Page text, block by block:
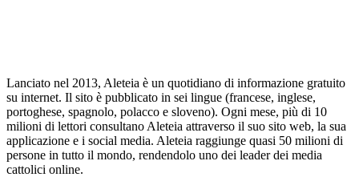
Lanciato nel 2013, Aleteia è un quotidiano di informazione gratuito
su internet. Il sito è pubblicato in sei lingue (francese, inglese,
portoghese, spagnolo, polacco e sloveno). Ogni mese, più di 10
milioni di lettori consultano Aleteia attraverso il suo sito web, la sua
applicazione e i social media. Aleteia raggiunge quasi 50 milioni di
persone in tutto il mondo, rendendolo uno dei leader dei media
cattolici online.